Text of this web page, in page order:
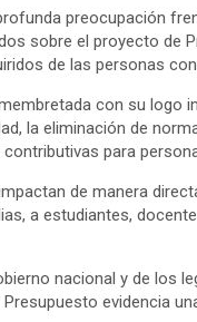
preocupación
sobre el proyecto de
de las personas
con su logo
la eliminación de
para
de manera
a estudiantes,
nacional y de los
evidencia